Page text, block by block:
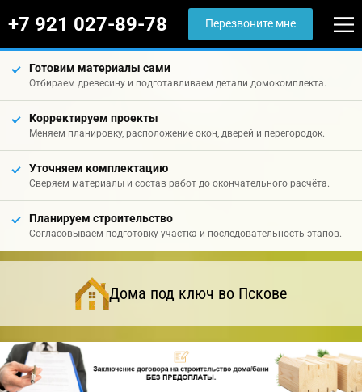
+7 921 027-89-78 Перезвоните мне
Готовим материалы сами
Отбираем древесину и подготавливаем детали домокомплекта.
Корректируем проекты
Меняем планировку, расположение окон, дверей и перегородок.
Уточняем комплектацию
Сверяем материалы и состав работ до окончательного расчёта.
Планируем строительство
Согласовываем подготовку участка и последовательность этапов.
Дома под ключ во Пскове